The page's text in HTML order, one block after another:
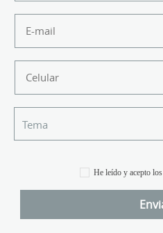
He leído y acepto los